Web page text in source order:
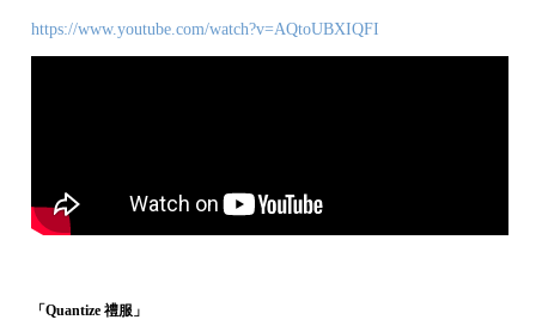
https://www.youtube.com/watch?v=AQtoUBXIQFI
「Quantize 禮服」